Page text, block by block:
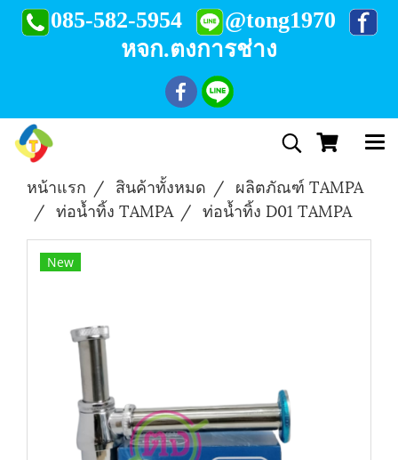
085-582-5954
@tong1970
หจก.ตงการช่าง
หน้าแรก สินค้าทั้งหมด
ผลิตภัณฑ์ TAMPA
ท่อน้ำทิ้ง TAMPA
ท่อน้ำทิ้ง D01 TAMPA
New